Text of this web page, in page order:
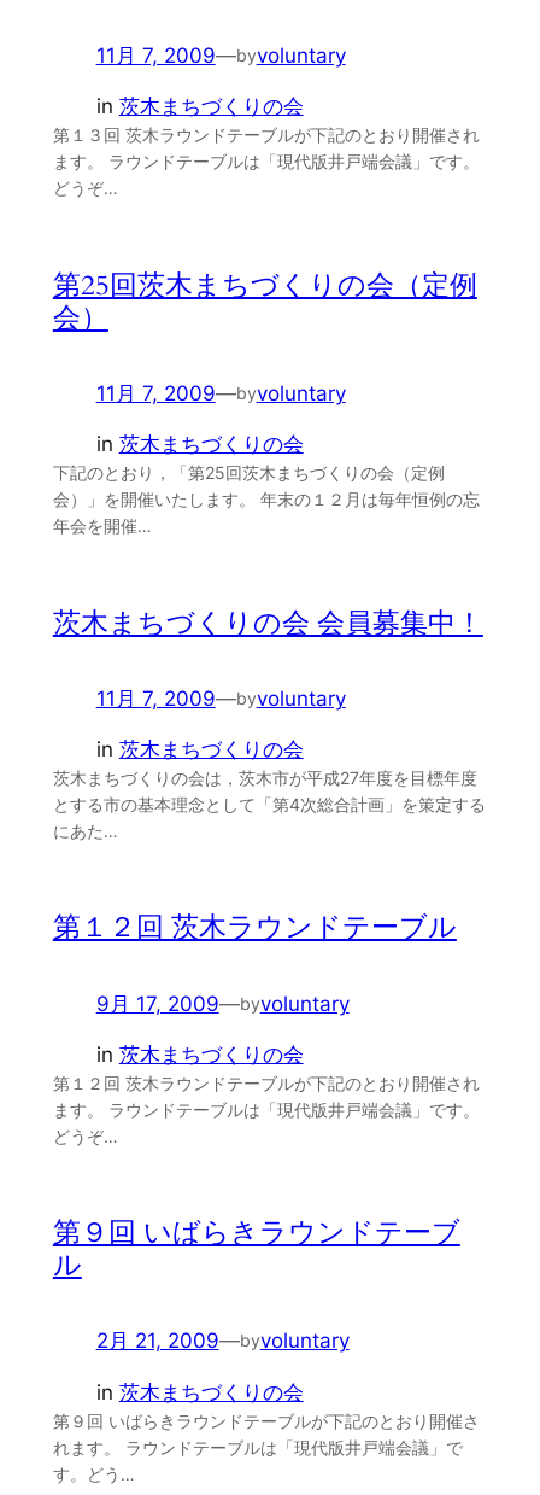
11月 7, 2009—byvoluntary
in 茨木まちづくりの会
第１３回 茨木ラウンドテーブルが下記のとおり開催され
ます。 ラウンドテーブルは「現代版井戸端会議」です。
どうぞ…
第25回茨木まちづくりの会（定例
会）
11月 7, 2009—byvoluntary
in 茨木まちづくりの会
下記のとおり，「第25回茨木まちづくりの会（定例
会）」を開催いたします。 年末の１２月は毎年恒例の忘
年会を開催…
茨木まちづくりの会 会員募集中！
11月 7, 2009—byvoluntary
in 茨木まちづくりの会
茨木まちづくりの会は，茨木市が平成27年度を目標年度
とする市の基本理念として「第4次総合計画」を策定する
にあた…
第１２回 茨木ラウンドテーブル
9月 17, 2009—byvoluntary
in 茨木まちづくりの会
第１２回 茨木ラウンドテーブルが下記のとおり開催され
ます。 ラウンドテーブルは「現代版井戸端会議」です。
どうぞ…
第９回 いばらきラウンドテーブ
ル
2月 21, 2009—byvoluntary
in 茨木まちづくりの会
第９回 いばらきラウンドテーブルが下記のとおり開催さ
れます。 ラウンドテーブルは「現代版井戸端会議」で
す。どう…